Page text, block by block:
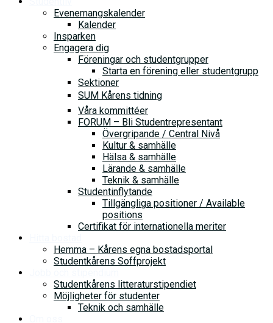
Evenemangskalender
Kalender
Insparken
Engagera dig
Föreningar och studentgrupper
Starta en förening eller studentgrupp
Sektioner
SUM Kårens tidning
Våra kommittéer
FORUM – Bli Studentrepresentant
Övergripande / Central Nivå
Kultur & samhälle
Hälsa & samhälle
Lärande & samhälle
Teknik & samhälle
Studentinflytande
Tillgängliga positioner / Available
positions
Certifikat för internationella meriter
Hemma – Kårens egna bostadsportal
Studentkårens Soffprojekt
Studentkårens litteraturstipendiet
Möjligheter för studenter
Teknik och samhälle